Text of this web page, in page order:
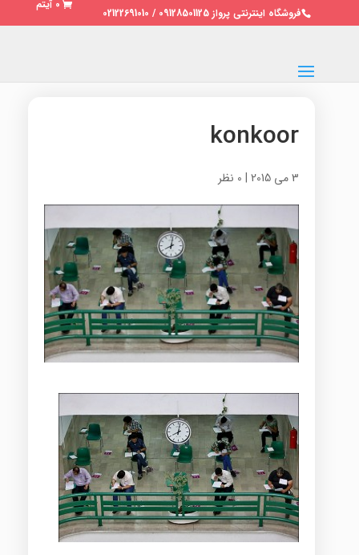
فروشگاه اینترنتی پرواز 09128501125 / 02122691010
0 آیتم
konkoor
3 می 2015 | 0 نظر